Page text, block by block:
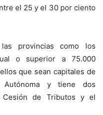
el 25 y el 30 por ciento
provincias como los
o superior a 75.000
que sean capitales de
y tiene dos
Cesión de Tributos y el